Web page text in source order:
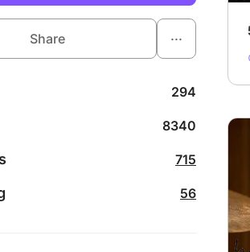
Share ...
294
8340
715
56